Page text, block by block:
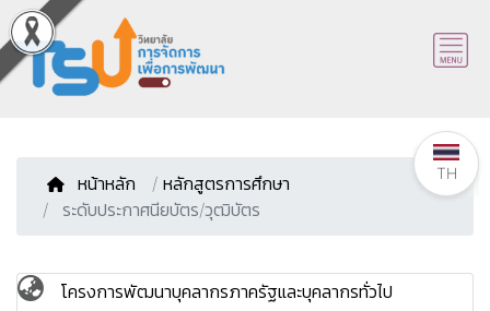
หน้าหลัก / หลักสูตรการศึกษา
ระดับประกาศนียบัตร/วุฒิบัตร
โครงการพัฒนาบุคลากรภาครัฐและบุคลากรทั่วไป
TH